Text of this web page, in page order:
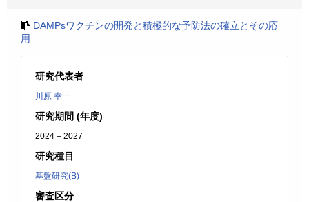
DAMPsワクチンの開発と積極的な予防法の確立とその応
用
研究代表者
川原 幸一
研究期間 (年度)
2024 – 2027
研究種目
基盤研究(B)
審査区分